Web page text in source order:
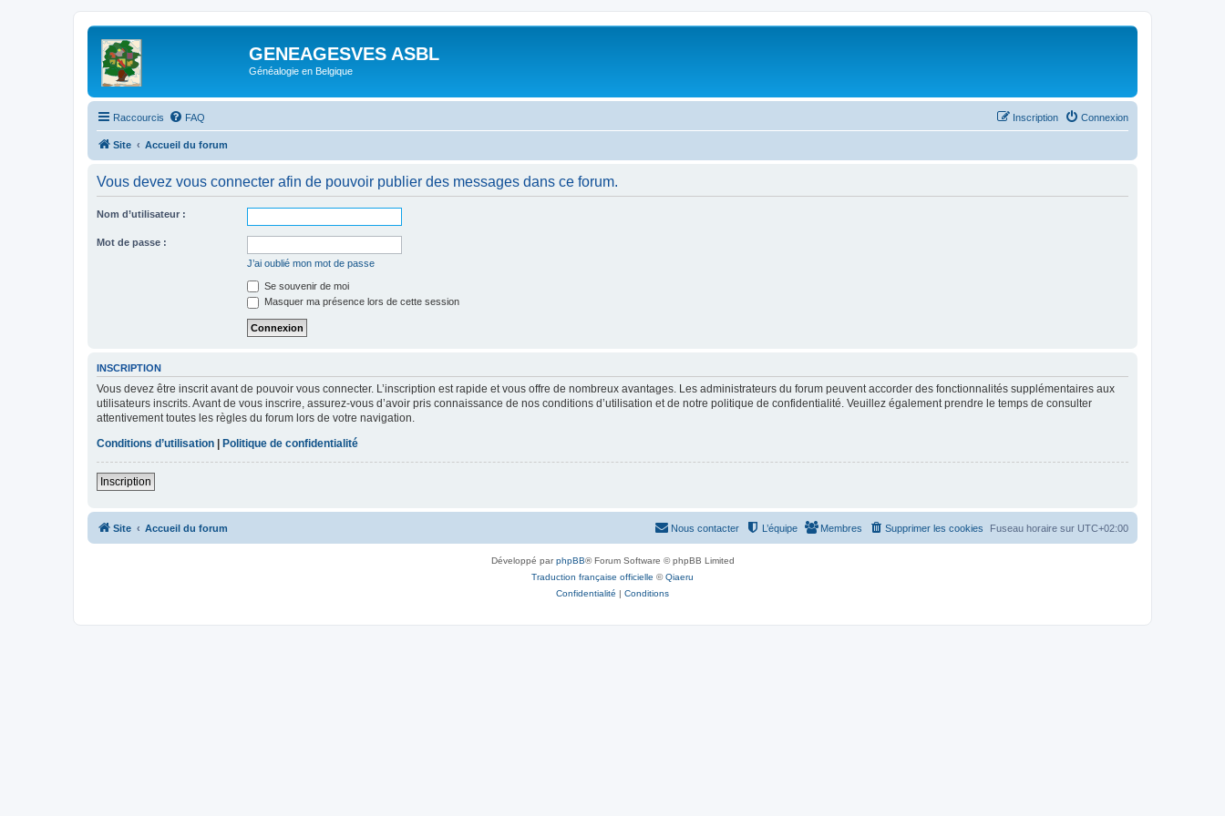
GENEAGESVES ASBL
Généalogie en Belgique
Raccourcis FAQ Connexion
Inscription
Site Accueil du forum
Vous devez vous connecter afin de pouvoir publier des messages dans ce forum.
Nom d’utilisateur :
Mot de passe :
J’ai oublié mon mot de passe
Se souvenir de moi
Masquer ma présence lors de cette session
INSCRIPTION
Vous devez être inscrit avant de pouvoir vous connecter. L’inscription est rapide et vous offre de nombreux avantages. Les administrateurs du forum peuvent accorder des fonctionnalités supplémentaires aux
utilisateurs inscrits. Avant de vous inscrire, assurez-vous d’avoir pris connaissance de nos conditions d’utilisation et de notre politique de confidentialité. Veuillez également prendre le temps de consulter
attentivement toutes les règles du forum lors de votre navigation.
Conditions d’utilisation
Politique de confidentialité
Inscription
Site Accueil du forum Fuseau horaire sur UTC+02:00
Supprimer les cookies
Membres
L’équipe
Nous contacter
Développé parphpBB® Forum Software © phpBB Limited
Traduction française officielle ©Qiaeru
Confidentialité | Conditions